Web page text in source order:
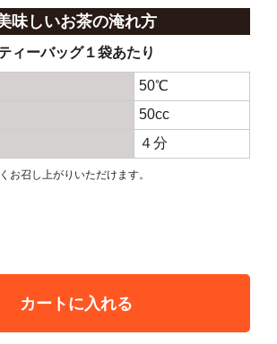
味しいお茶の淹れ方
ィーバッグ１袋あたり
50℃
50cc
４分
お召し上がりいただけます。
カートに入れる